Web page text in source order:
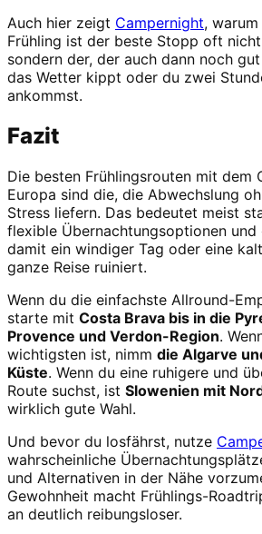
Auch hier zeigt Campernight,
Frühling ist der beste Stopp oft
sondern der, der auch dann noch
das Wetter kippt oder du zwei
ankommst.
Fazit
Die besten Frühlingsrouten mit dem
Europa sind die, die Abwechslung
Stress liefern. Das bedeutet meist
flexible Übernachtungsoptionen
damit ein windiger Tag oder eine
ganze Reise ruiniert.
Wenn du die einfachste Allround-
starte mit Costa Brava bis in die
Provence und Verdon-Region.
wichtigsten ist, nimm die Algarve
Küste. Wenn du eine ruhigere und
Route suchst, ist Slowenien mit
wirklich gute Wahl.
Und bevor du losfährst, nutze
wahrscheinliche
und Alternativen in der Nähe
Gewohnheit macht Frühlings-
an deutlich reibungsloser.